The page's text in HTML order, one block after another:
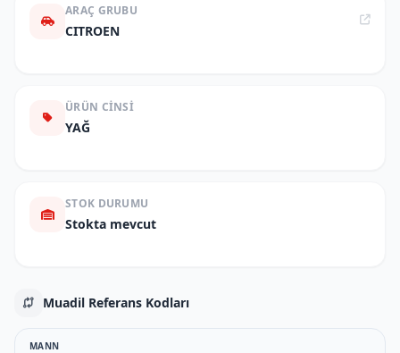
ARAÇ GRUBU
CITROEN
ÜRÜN CINSI
YAĞ
STOK DURUMU
Stokta mevcut
Muadil Referans Kodları
MANN